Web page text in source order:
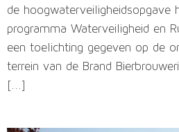
de hoogwaterveiligheidsopgave
programma Waterveiligheid en
een toelichting gegeven op de
terrein van de Brand
[...]